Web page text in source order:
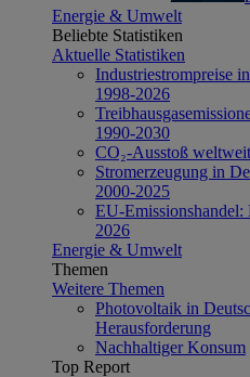
Energie & Umwelt
Beliebte Statistiken
Aktuelle Statistiken
Industriestrompreise
1998-2026
1990-2030
CO₂-Ausstoß
Stromerzeugung in
2000-2025
EU-
2026
Energie & Umwelt
Themen
Weitere Themen
Photovoltaik in
Herausforderung
Nachhaltiger Konsum
Top Report